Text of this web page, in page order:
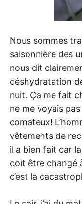
Nous sommes
saisonnière des
nous dit
déshydratation
nuit. Ça me fait
ne me voyais
comateux!
vêtements de
il a bien fait car
doit être changé
c’est la